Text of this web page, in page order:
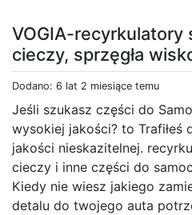
VOGIA-recyrkulatory
cieczy, sprzęgła
Dodano: 6 lat 2 miesiące temu
Jeśli szukasz części do
wysokiej jakości? to
jakości nieskazitelnej.
cieczy i inne części do
Kiedy nie wiesz jakiego
detalu do twojego auta